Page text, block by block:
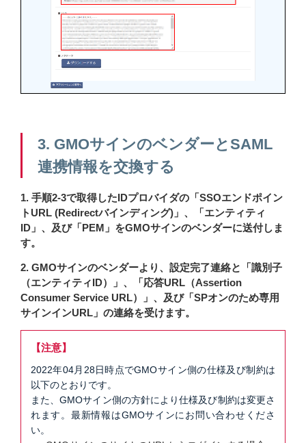
3. GMOサインのベンダーとSAML
連携情報を交換する
1. 手順2-3で取得したIDプロバイダの「SSOエンドポイン
トURL (Redirectバインディング)」、「エンティティ
ID」、及び「PEM」をGMOサインのベンダーに送付しま
す。
2. GMOサインのベンダーより、設定完了連絡と「識別子
（エンティティID）」、「応答URL（Assertion
Consumer Service URL）」、及び「SPオンのため専用
サインインURL」の連絡を受けます。
【注意】
2022年04月28日時点でGMOサイン側の仕様及び制約は
以下のとおりです。
また、GMOサイン側の方針により仕様及び制約は変更さ
れます。最新情報はGMOサインにお問い合わせくださ
い。